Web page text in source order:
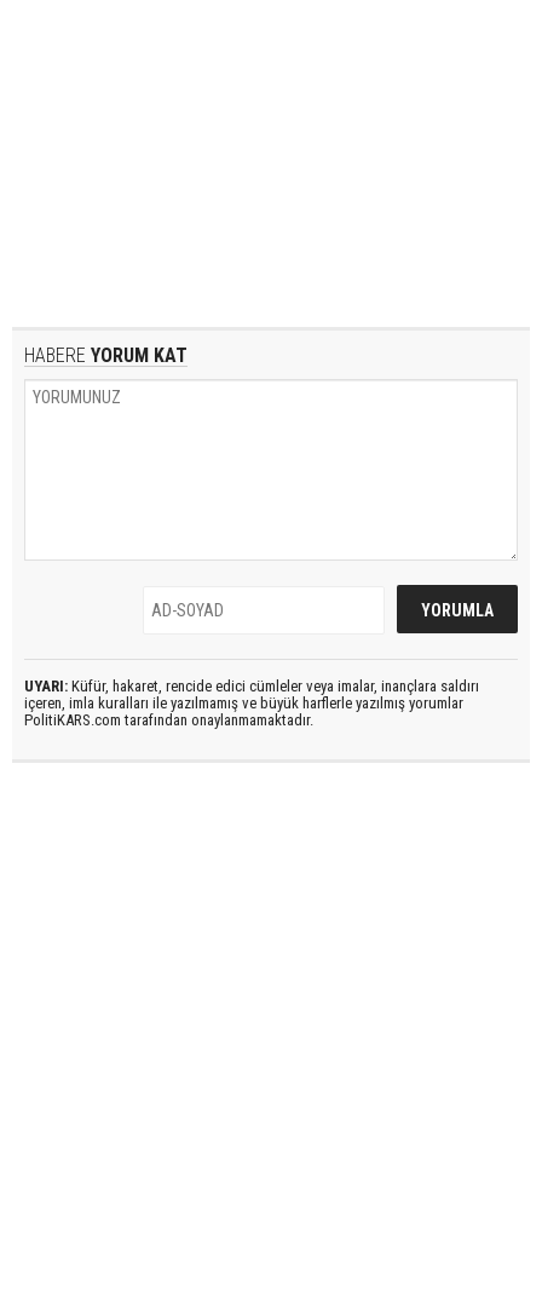
HABERE YORUM KAT
UYARI: Küfür, hakaret, rencide edici cümleler veya imalar, inançlara saldırı
içeren, imla kuralları ile yazılmamış ve büyük harflerle yazılmış yorumlar
PolitiKARS.com tarafından onaylanmamaktadır.